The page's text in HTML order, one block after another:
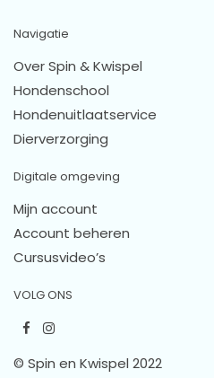
Navigatie
Over Spin & Kwispel
Hondenschool
Hondenuitlaatservice
Dierverzorging
Digitale omgeving
Mijn account
Account beheren
Cursusvideo’s
VOLG ONS
© Spin en Kwispel 2022